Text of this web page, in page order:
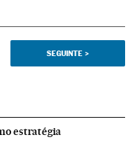
SEGUINTE >
estratégia